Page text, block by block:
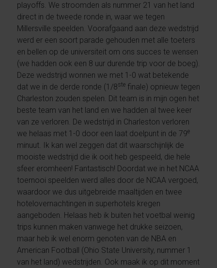
playoffs. We stroomden als nummer 21 van het land
direct in de tweede ronde in, waar we tegen
Millersville speelden. Voorafgaand aan deze wedstrijd
werd er een soort parade gehouden met alle toeters
en bellen op de universiteit om ons succes te wensen
(we hadden ook een 8 uur durende trip voor de boeg).
Deze wedstrijd wonnen we met 1-0 wat betekende
dat we in de derde ronde (1/8stefinale) opnieuw tegen
Charleston zouden spelen. Dit team is in mijn ogen het
beste team van het land en we hadden al twee keer
van ze verloren. De wedstrijd in Charleston verloren
we helaas met 1-0 door een laat doelpunt in de 79e
minuut. Ik kan wel zeggen dat dit waarschijnlijk de
mooiste wedstrijd die ik ooit heb gespeeld, die hele
sfeer eromheen! Fantastisch! Doordat we in het NCAA
toernooi speelden werd alles door de NCAA vergoed,
waardoor we dus uitgebreide maaltijden en twee
hotelovernachtingen in superhotels kregen
aangeboden. Helaas heb ik buiten het voetbal weinig
trips kunnen maken vanwege het drukke seizoen,
maar heb ik wel enorm genoten van de NBA en
American Football (Ohio State University, nummer 1
van het land) wedstrijden. Ook maak ik op dit moment